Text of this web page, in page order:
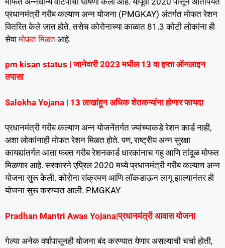
प्रधानमंत्री गरीब कल्याण अन्न योजना (PMGKAY) अंतर्गत मोफत रेशन
वितरित केले जात होते. तसेच कोरोनाच्या काळात 81.3 कोटी लोकांना ही
सेवामोफत मिळत आहे.
pm kisan status | जानेवारी 2023 मधील 13 वा हप्ता ऑनलाइन
तपासा
Salokha Yojana | 13 लाखांहून अधिक शेतकऱ्यांना होणार फायदा
प्रधानमंत्री गरीब कल्याण अन्न योजनेंतर्गत ज्यांच्याकडे रेशन कार्ड नाही,
अशा लोकांनाही मोफत रेशन मिळत होते. पण, राष्ट्रीय अन्न सुरक्षा
कायद्यांतर्गत आता फक्त गरीब रेशनकार्ड धारकांनाच गहू आणि तांदूळ मोफत
मिळणार आहे. सरकारने एप्रिल 2020 मध्ये प्रधानमंत्री गरीब कल्याण अन्न
योजना सुरू केली. कोरोना संक्रमण आणि लॉकडाऊन लागू झाल्यानंतर ही
योजना सुरू करण्यात आली. PMGKAY
Pradhan Mantri Awas Yojana|प्रधानमंत्री आवास योजना
गेल्या अनेक वर्षांपासूनही योजना बंद करण्यात येणार असल्याची चर्चा होती,